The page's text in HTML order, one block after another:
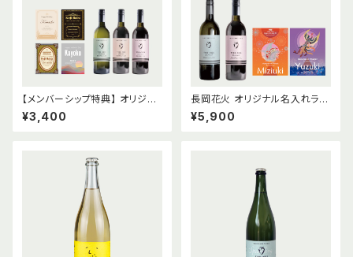
【メンバーシップ特典】 オリジナ
ル名入れラベル
¥3,400
長岡花火 オリジナル名入れラベ
ル
¥5,900